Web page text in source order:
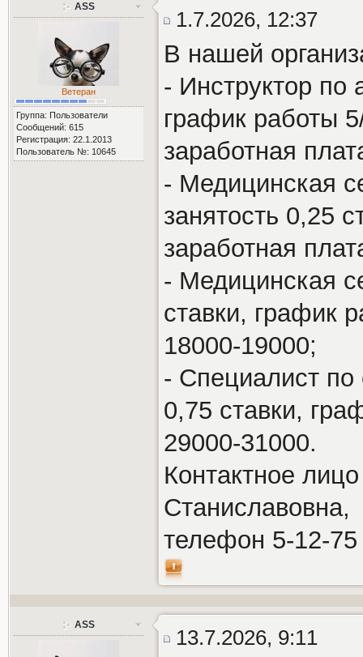
ASS
Ветеран
Группа: Пользователи
Сообщений: 615
Регистрация: 22.1.2013
Пользователь №: 10645
1.7.2026, 12:37
В нашей
- Инструктор по
график работы
заработная
- Медицинская
занятость 0,25
заработная
- Медицинская
ставки, график
18000-19000;
- Специалист по
0,75 ставки,
29000-31000.
Контактное
Станиславовна,
телефон 5-12-75
ASS
13.7.2026, 9:11